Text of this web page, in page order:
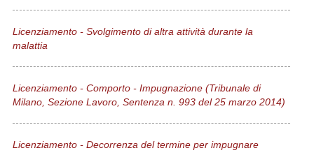
Licenziamento - Svolgimento di altra attività durante la
malattia
Licenziamento - Comporto - Impugnazione (Tribunale di
Milano, Sezione Lavoro, Sentenza n. 993 del 25 marzo 2014)
Licenziamento - Decorrenza del termine per impugnare